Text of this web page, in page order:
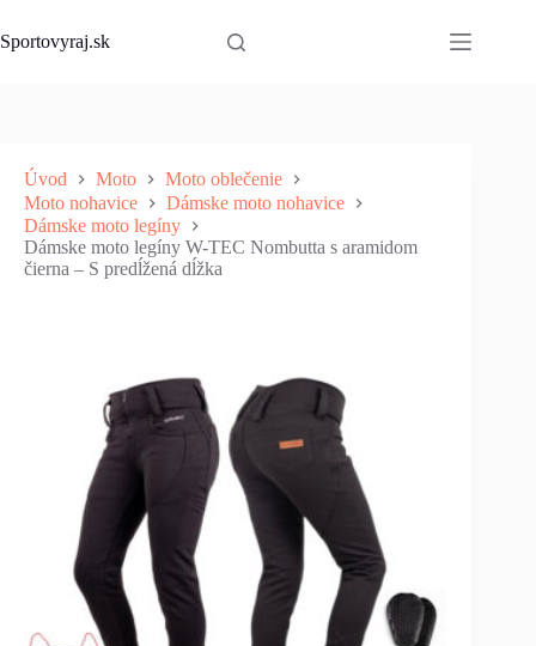
to
content
Sportovyraj.sk
Úvod Moto
Moto oblečenie
Moto nohavice
Dámske moto nohavice
Dámske moto legíny
Dámske moto legíny W-TEC Nombutta s aramidom
čierna – S predĺžená dĺžka